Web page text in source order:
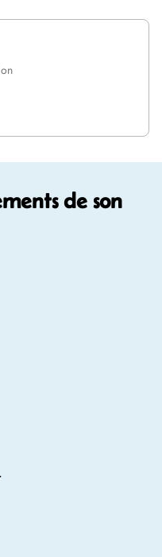
de son